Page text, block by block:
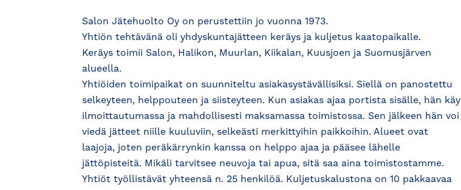
Salon Jätehuolto Oy on perustettiin jo vuonna 1973.
Yhtiön tehtävänä oli yhdyskuntajätteen keräys ja kuljetus kaatopaikalle.
Keräys toimii Salon, Halikon, Muurlan, Kiikalan, Kuusjoen ja Suomusjärven
alueella.
Yhtiöiden toimipaikat on suunniteltu asiakasystävällisiksi. Siellä on panostettu
selkeyteen, helppouteen ja siisteyteen. Kun asiakas ajaa portista sisälle, hän käy
ilmoittautumassa ja mahdollisesti maksamassa toimistossa. Sen jälkeen hän voi
viedä jätteet niille kuuluviin, selkeästi merkittyihin paikkoihin. Alueet ovat
laajoja, joten peräkärrynkin kanssa on helppo ajaa ja pääsee lähelle
jättöpisteitä. Mikäli tarvitsee neuvoja tai apua, sitä saa aina toimistostamme.
Yhtiöt työllistävät yhteensä n. 25 henkilöä. Kuljetuskalustona on 10 pakkaavaa